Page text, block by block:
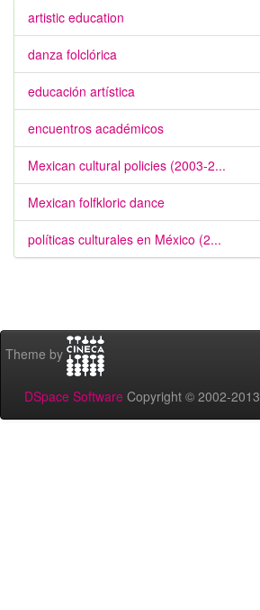
artistic education
danza folclórica
educación artística
encuentros académicos
Mexican cultural policies (2003-2...
Mexican folfkloric dance
políticas culturales en México (2...
Theme by
DSpace Software Copyright © 2002-2013